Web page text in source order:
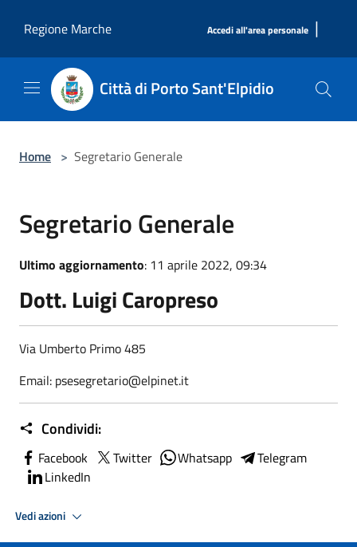
Regione Marche
Accedi all'area personale |
Città di Porto Sant'Elpidio
Home > Segretario Generale
Segretario Generale
Ultimo aggiornamento: 11 aprile 2022, 09:34
Dott. Luigi Caropreso
Via Umberto Primo 485
Email: psesegretario@elpinet.it
Condividi:
Facebook Twitter Whatsapp
Telegram
LinkedIn
Vedi azioni